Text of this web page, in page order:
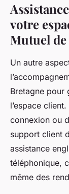
votre
Mutuel
Un autre
Bretagne pour
l’espace
connexion ou
support client
assistance
téléphonique,
même des